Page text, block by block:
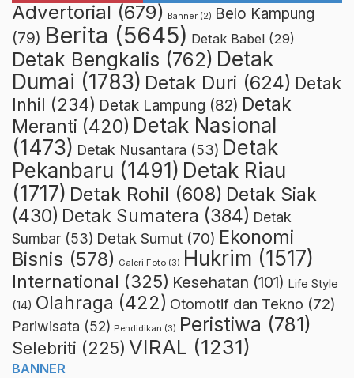
Advertorial (679) Banner (2) Belo Kampung
(79) Berita (5645) Detak Babel (29)
Detak Bengkalis (762) Detak
Dumai (1783) Detak Duri (624) Detak
Inhil (234) Detak Lampung (82) Detak
Meranti (420) Detak Nasional
(1473) Detak Nusantara (53) Detak
Pekanbaru (1491) Detak Riau
(1717) Detak Rohil (608) Detak Siak
(430) Detak Sumatera (384) Detak
Sumbar (53) Detak Sumut (70) Ekonomi
Bisnis (578) Galeri Foto (3) Hukrim (1517)
International (325) Kesehatan (101) Life Style
(14) Olahraga (422) Otomotif dan Tekno (72)
Pariwisata (52) Pendidikan (3) Peristiwa (781)
Selebriti (225) VIRAL (1231)
BANNER